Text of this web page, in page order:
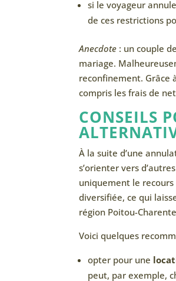
si le voyageur
de ces restrictions
Anecdote : un couple
mariage.
reconfinement. Grâce
compris les frais de
CONSEILS
À la suite d’une
s’orienter vers
uniquement le
diversifiée, ce qui
région Poitou-
Voici quelques
opter pour une
peut, par exemple,